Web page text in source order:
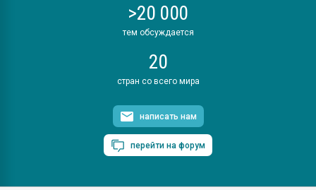
>20 000
тем обсуждается
20
стран со всего мира
написать нам
перейти на форум